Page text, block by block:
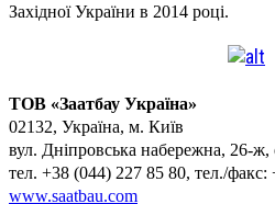
Західної України в 2014 році.
ТОВ «Заатбау Україна»
02132, Україна, м. Київ
вул. Дніпровська набережна, 26-ж,
тел. +38 (044) 227 85 80, тел./
www.saatbau.com